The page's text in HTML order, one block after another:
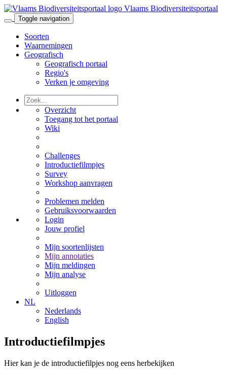
Vlaams Biodiversiteitsportaal
Toggle navigation
Soorten
Waarnemingen
Geografisch
Geografisch portaal
Regio's
Verken je omgeving
Overzicht
Toegang tot het portaal
Wiki
Challenges
Introductiefilmpjes
Survey
Workshop aanvragen
Problemen melden
Gebruiksvoorwaarden
Login
Jouw profiel
Mijn soortenlijsten
Mijn annotaties
Mijn meldingen
Mijn analyse
Uitloggen
NL
Nederlands
English
Introductiefilmpjes
Hier kan je de introductiefilpjes nog eens herbekijken